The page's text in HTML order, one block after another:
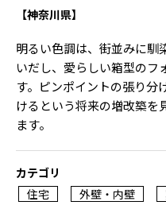
【神奈川県】
明るい色調は、街並みに馴
いだし、愛らしい箱型のフ
す。ピンポイントの張り分
けるという将来の増改築を
ます。
カテゴリ
住宅
外壁・内壁